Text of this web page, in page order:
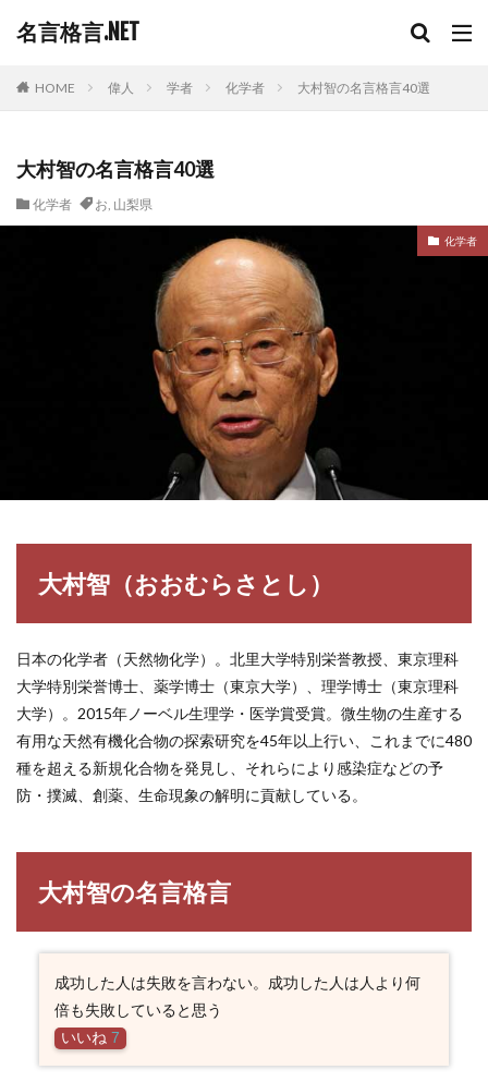
名言格言.NET
HOME 偉人 学者 化学者 大村智の名言格言40選
大村智の名言格言40選
化学者 お, 山梨県
化学者
大村智（おおむらさとし）
日本の化学者（天然物化学）。北里大学特別栄誉教授、東京理科
大学特別栄誉博士、薬学博士（東京大学）、理学博士（東京理科
大学）。2015年ノーベル生理学・医学賞受賞。微生物の生産する
有用な天然有機化合物の探索研究を45年以上行い、これまでに480
種を超える新規化合物を発見し、それらにより感染症などの予
防・撲滅、創薬、生命現象の解明に貢献している。
大村智の名言格言
成功した人は失敗を言わない。成功した人は人より何
倍も失敗していると思う
いいね 7